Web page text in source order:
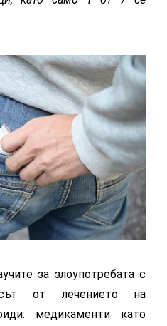
за злоупотребата с
от лечението на
медикаменти като